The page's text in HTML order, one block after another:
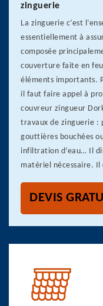
zinguerie
La zinguerie c’est
essentiellement à
composée
couverture faite en
éléments importants.
il faut faire appel à
couvreur zingueur
travaux de zinguerie :
gouttières bouchées
infiltration d’eau… Il
matériel nécessaire. Il
DEVIS